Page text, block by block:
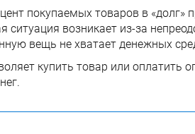
покупаемых товаров в
ситуация возникает из-за
вещь не хватает денежных
купить товар или оплатить